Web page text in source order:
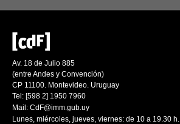
Av. 18 de Julio 885
(entre Andes y Convención)
CP 11100. Montevideo. Uruguay
Tel: [598 2] 1950 7960
Mail: CdF@imm.gub.uy
Lunes, miércoles, jueves, viernes: de 10 a 19.30 h.